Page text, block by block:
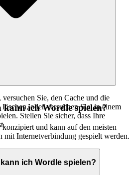
Sie, den Cache und die
oder versuchen Sie, in einem
Stellen Sie sicher, dass Ihre
kann ich Wordle spielen?
und kann auf den meisten
mit Internetverbindung gespielt werden.
ich Wordle spielen?